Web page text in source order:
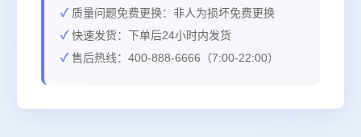
质量问题免费更换：非人为损坏免费更换
快速发货：下单后24小时内发货
售后热线：400-888-6666（7:00-22:00）